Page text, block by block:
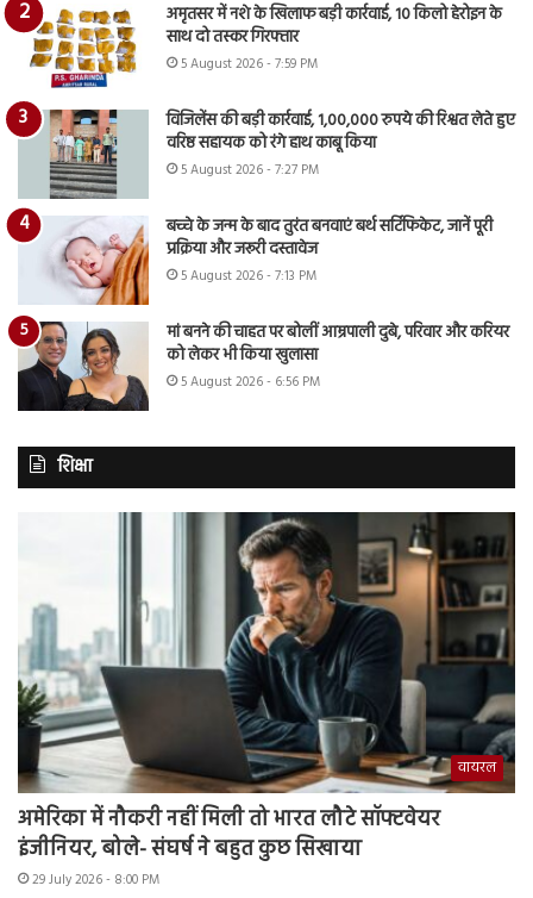
अमृतसर में नशे के खिलाफ बड़ी कार्रवाई, 10 किलो हेरोइन के
साथ दो तस्कर गिरफ्तार
5 August 2026 - 7:59 PM
विजिलेंस की बड़ी कार्रवाई, 1,00,000 रुपये की रिश्वत लेते हुए
वरिष्ठ सहायक को रंगे हाथ काबू किया
5 August 2026 - 7:27 PM
बच्चे के जन्म के बाद तुरंत बनवाएं बर्थ सर्टिफिकेट, जानें पूरी
प्रक्रिया और जरूरी दस्तावेज
5 August 2026 - 7:13 PM
मां बनने की चाहत पर बोलीं आम्रपाली दुबे, परिवार और करियर
को लेकर भी किया खुलासा
5 August 2026 - 6:56 PM
शिक्षा
वायरल
अमेरिका में नौकरी नहीं मिली तो भारत लौटे सॉफ्टवेयर
इंजीनियर, बोले- संघर्ष ने बहुत कुछ सिखाया
29 July 2026 - 8:00 PM